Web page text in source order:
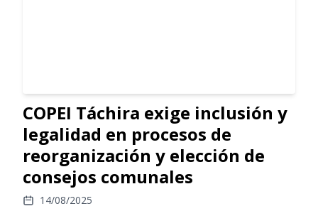
COPEI Táchira exige inclusión y
legalidad en procesos de
reorganización y elección de
consejos comunales
14/08/2025